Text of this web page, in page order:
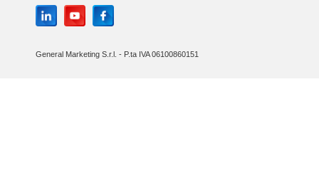
General Marketing S.r.l. - P.ta IVA 06100860151